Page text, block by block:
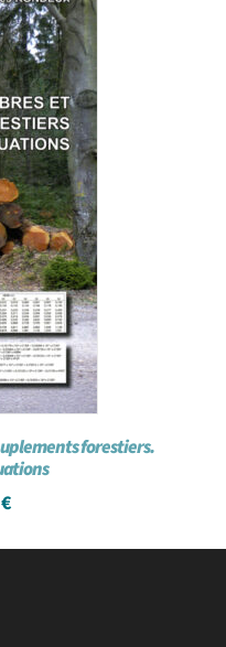
forestiers.
€